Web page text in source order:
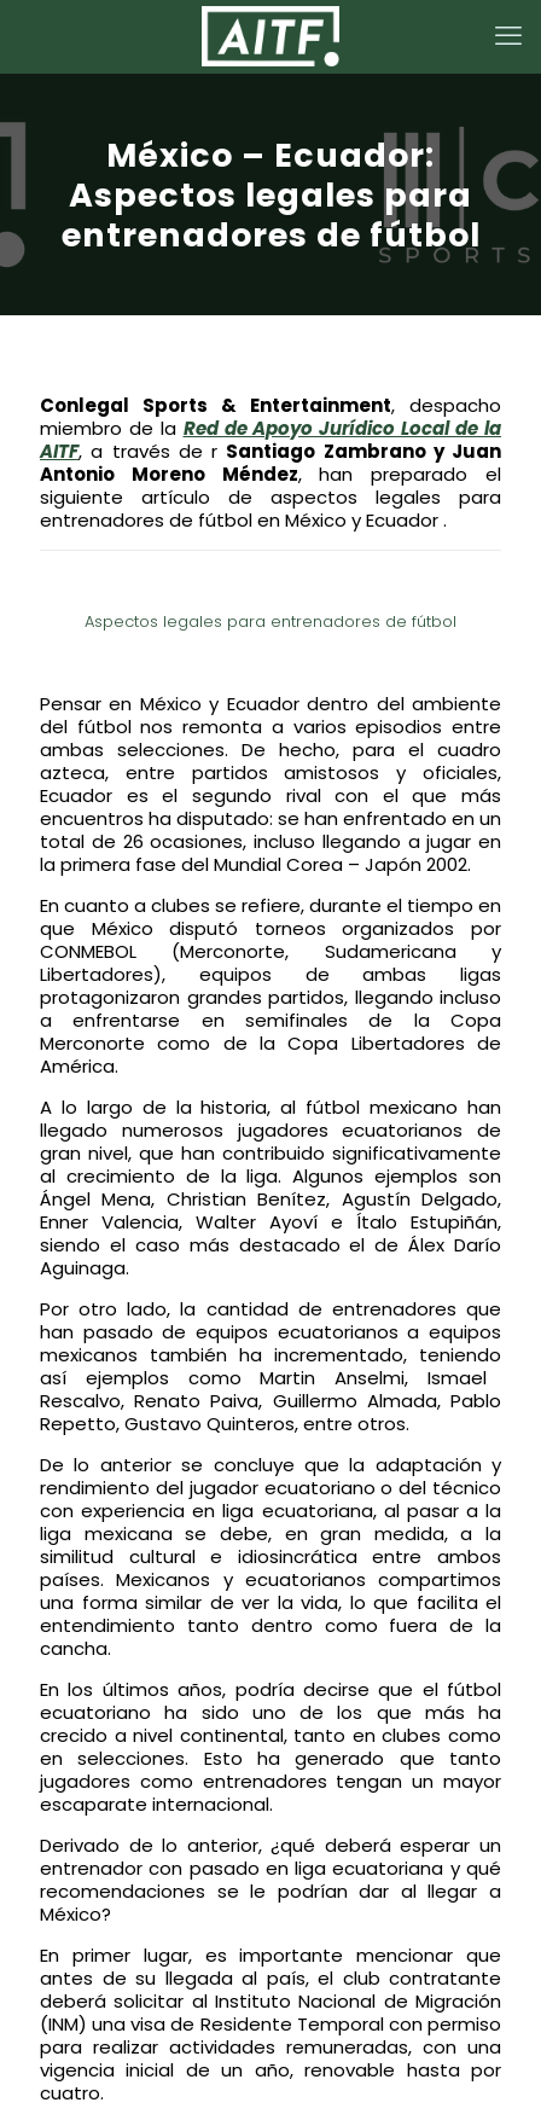
México – Ecuador:
Aspectos legales para
entrenadores de fútbol
Conlegal Sports & Entertainment, despacho
miembro de la Red de Apoyo Jurídico Local de la
AITF, a través de r Santiago Zambrano y Juan
Antonio Moreno Méndez, han preparado el
siguiente artículo de aspectos legales para
entrenadores de fútbol en México y Ecuador .
Aspectos legales para entrenadores de fútbol
Pensar en México y Ecuador dentro del ambiente
del fútbol nos remonta a varios episodios entre
ambas selecciones. De hecho, para el cuadro
azteca, entre partidos amistosos y oficiales,
Ecuador es el segundo rival con el que más
encuentros ha disputado: se han enfrentado en un
total de 26 ocasiones, incluso llegando a jugar en
la primera fase del Mundial Corea – Japón 2002.
En cuanto a clubes se refiere, durante el tiempo en
que México disputó torneos organizados por
CONMEBOL (Merconorte, Sudamericana y
Libertadores), equipos de ambas ligas
protagonizaron grandes partidos, llegando incluso
a enfrentarse en semifinales de la Copa
Merconortecomo de la Copa Libertadores de
América.
A lo largo de la historia, al fútbol mexicano han
llegado numerosos jugadores ecuatorianos de
gran nivel, que han contribuido significativamente
al crecimiento de la liga. Algunos ejemplos son
Ángel Mena, ChristianBenítez, Agustín Delgado,
Enner Valencia, Walter Ayoví e Ítalo Estupiñán,
siendo el caso más destacado el de Álex Darío
Aguinaga.
Por otro lado, la cantidad de entrenadores que
han pasado de equipos ecuatorianos a equipos
mexicanos también ha incrementado, teniendo
así ejemplos como Martin Anselmi, Ismael
Rescalvo, Renato Paiva, Guillermo Almada, Pablo
Repetto, Gustavo Quinteros, entre otros.
De lo anterior se concluye que la adaptación y
rendimiento del jugador ecuatorianoo del técnico
con experiencia en liga ecuatoriana, al pasar a la
liga mexicana se debe, en gran medida, a la
similitud cultural e idiosincrática entre ambos
países. Mexicanos y ecuatorianos compartimos
una forma similar de ver la vida, lo que facilita el
entendimiento tanto dentro como fuera de la
cancha.
En los últimos años, podría decirse que el fútbol
ecuatoriano ha sido uno de los que más ha
crecido a nivel continental, tanto en clubes como
en selecciones. Esto ha generado que tanto
jugadores como entrenadores tengan un mayor
escaparate internacional.
Derivado de lo anterior, ¿qué deberá esperar un
entrenadorcon pasado en liga ecuatoriana yqué
recomendaciones se le podrían dar al llegar a
México?
En primer lugar, es importante mencionar que
antes de su llegada al país, el club contratante
deberá solicitar al Instituto Nacional de Migración
(INM) una visa de Residente Temporal con permiso
para realizar actividades remuneradas, con una
vigencia inicial de un año, renovable hasta por
cuatro.